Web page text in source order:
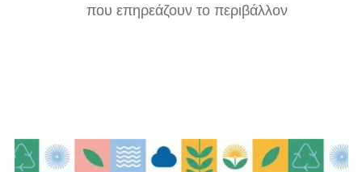
που επηρεάζουν το περιβάλλον